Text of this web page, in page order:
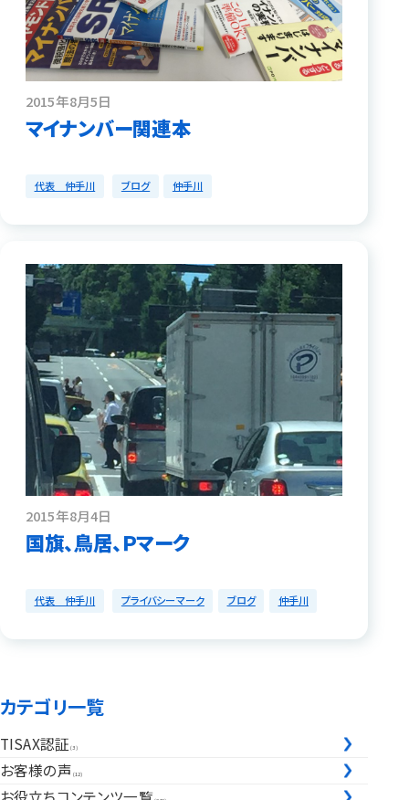
2015年8月5日
マイナンバー関連本
代表 仲手川 ブログ 仲手川
2015年8月4日
国旗、鳥居、Ｐマーク
代表 仲手川 プライバシーマーク ブログ 仲手川
カテゴリ一覧
TISAX認証 (3)
お客様の声 (12)